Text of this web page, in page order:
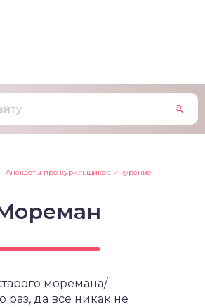
Анекдоты про курильщиков и курение
моремана/
раз, да все никак не